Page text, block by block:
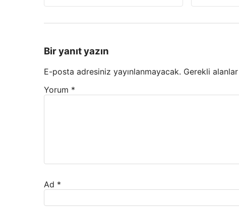
Bir yanıt yazın
E-posta adresiniz yayınlanmayacak. Gerekli alanlar
Yorum *
Ad *